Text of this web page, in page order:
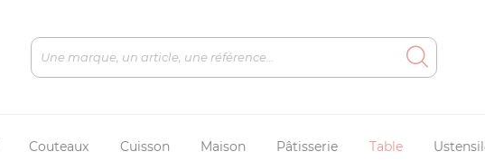
Couteaux Cuisson Maison Pâtisserie Table